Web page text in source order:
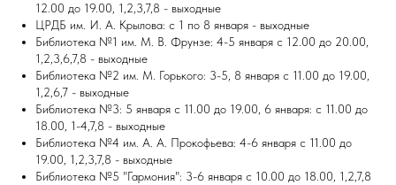
12.00 до 19.00, 1,2,3,7,8 - выходные
ЦРДБ им. И. А. Крылова: с 1 по 8 января - выходные
Библиотека №1 им. М. В. Фрунзе: 4-5 января с 12.00 до 20.00,
1,2,3,6,7,8 - выходные
Библиотека №2 им. М. Горького: 3-5, 8 января с 11.00 до 19.00,
1,2,6,7 - выходные
Библиотека №3: 5 января с 11.00 до 19.00, 6 января: с 11.00 до
18.00, 1-4,7,8 - выходные
Библиотека №4 им. А. А. Прокофьева: 4-6 января с 11.00 до
19.00, 1,2,3,7,8 - выходные
Библиотека №5 "Гармония": 3-6 января с 10.00 до 18.00, 1,2,7,8